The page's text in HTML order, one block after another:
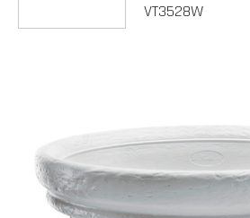
VT3528W